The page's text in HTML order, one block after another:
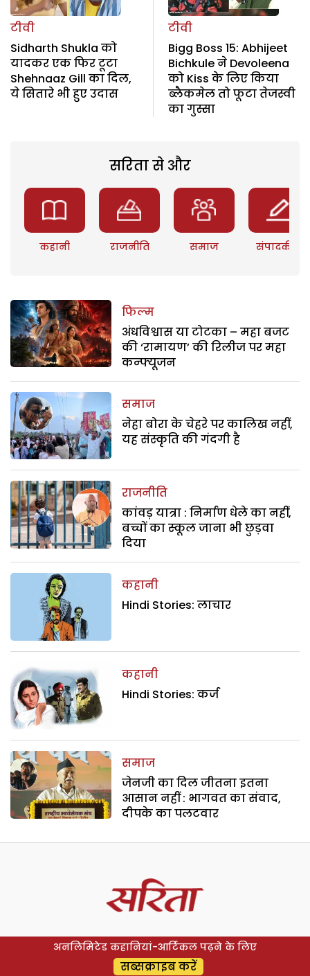
टीवी
Sidharth Shukla को
यादकर एक फिर टूटा
Shehnaaz Gill का दिल,
ये सितारे भी हुए उदास
टीवी
Bigg Boss 15: Abhijeet
Bichkule ने Devoleena
को Kiss के लिए किया
ब्लैकमेल तो फूटा तेजस्वी
का गुस्सा
सरिता से और
कहानी राजनीति समाज संपादकीय
फिल्म
अंधविश्वास या टोटका – महा बजट
की ‘रामायण’ की रिलीज पर महा
कन्फ्यूजन
समाज
नेहा बोरा के चेहरे पर कालिख नहीं,
यह संस्कृति की गंदगी है
राजनीति
कांवड़ यात्रा : निर्माण धेले का नहीं,
बच्चों का स्कूल जाना भी छुड़वा
दिया
कहानी
Hindi Stories: लाचार
कहानी
Hindi Stories: कर्ज
समाज
जेनजी का दिल जीतना इतना
आसान नहीं : भागवत का संवाद,
दीपके का पलटवार
अनलिमिटेड कहानियां-आर्टिकल पढ़ने के लिए
सब्सक्राइब करें